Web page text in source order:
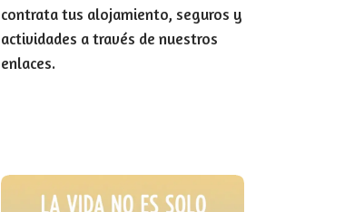
contrata tus alojamiento, seguros y
actividades a través de nuestros
enlaces.